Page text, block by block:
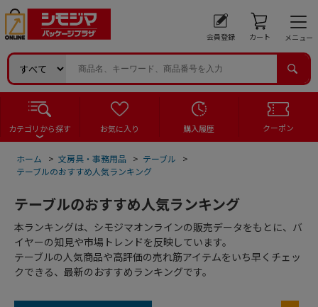
会員登録 カート メニュー
カテゴリから探す お気に入り 購入履歴 クーポン
ホーム > 文房具・事務用品 > テーブル
>
テーブルのおすすめ人気ランキング
テーブルのおすすめ人気ランキング
本ランキングは、シモジマオンラインの販売データをもとに、バ
イヤーの知見や市場トレンドを反映しています。
テーブルの人気商品や高評価の売れ筋アイテムをいち早くチェッ
クできる、最新のおすすめランキングです。